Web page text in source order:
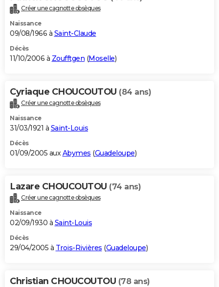
Créer une cagnotte obsèques
Naissance
09/08/1966 à Saint-Claude
Décès
11/10/2006 à Zoufftgen (Moselle)
Cyriaque CHOUCOUTOU (84 ans)
Créer une cagnotte obsèques
Naissance
31/03/1921 à Saint-Louis
Décès
01/09/2005 auxAbymes (Guadeloupe)
Lazare CHOUCOUTOU (74 ans)
Créer une cagnotte obsèques
Naissance
02/09/1930 à Saint-Louis
Décès
29/04/2005 à Trois-Rivières (Guadeloupe)
Christian CHOUCOUTOU (78 ans)